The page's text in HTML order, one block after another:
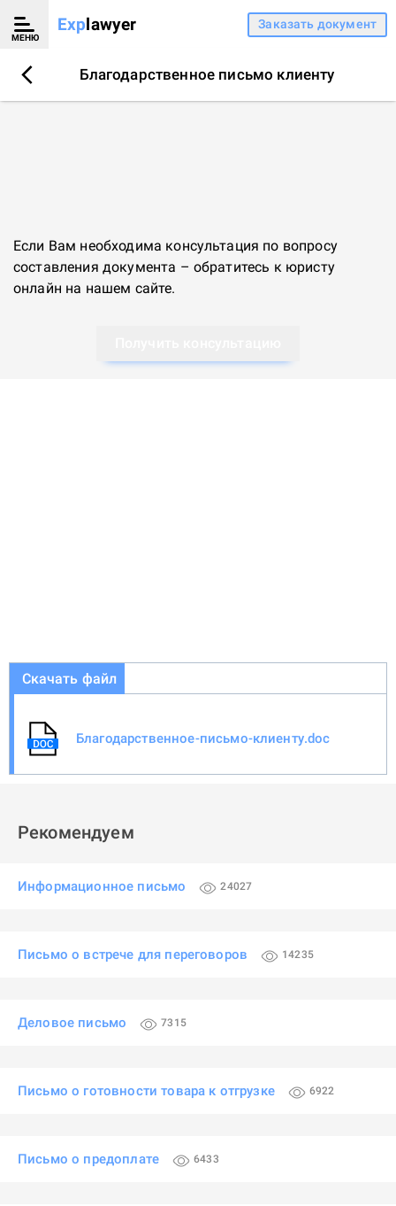
МЕНЮ
Explawyer Заказать документ
Благодарственное письмо клиенту
Если Вам необходима консультация по вопросу
составления документа – обратитесь к юристу
онлайн на нашем сайте.
Скачать файл
Благодарственное-письмо-клиенту.doc
Рекомендуем
Информационное письмо 24027
Письмо о встрече для переговоров 14235
Деловое письмо 7315
Письмо о готовности товара к отгрузке 6922
Письмо о предоплате 6433